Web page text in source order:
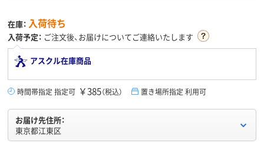
在庫： 入荷待ち
入荷予定： ご注文後、お届けについてご連絡いたします
アスクル在庫商品
時間帯指定 指定可 ￥385（税込） 置き場所指定 利用可
お届け先住所：
東京都江東区